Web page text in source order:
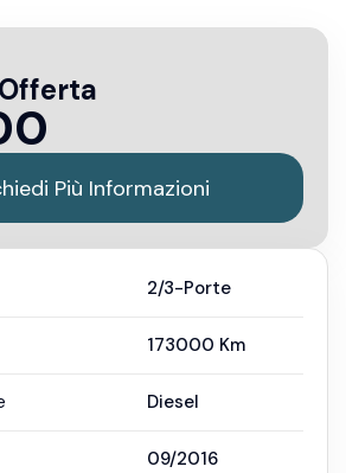
Più Informazioni
2/3-Porte
173000 Km
Diesel
09/2016